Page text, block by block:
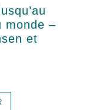
monde –
et